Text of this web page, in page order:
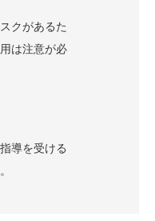
クがあるた
は注意が必
導を受ける